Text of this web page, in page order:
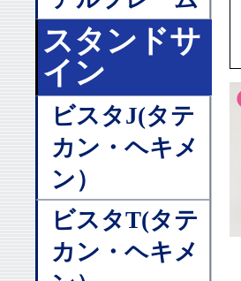
スタンドサ
イン
ビスタJ(タテ
カン・ヘキメ
ン）
ビスタT(タテ
カン・ヘキメ